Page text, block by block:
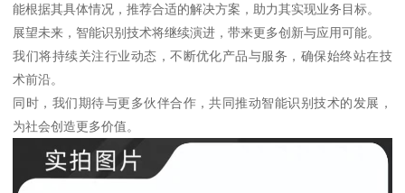
能根据其具体情况，推荐合适的解决方案，助力其实现业务目标。
展望未来，智能识别技术将继续演进，带来更多创新与应用可能。
我们将持续关注行业动态，不断优化产品与服务，确保始终站在技
术前沿。
同时，我们期待与更多伙伴合作，共同推动智能识别技术的发展，
为社会创造更多价值。